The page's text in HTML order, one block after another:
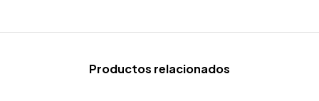
Productos relacionados